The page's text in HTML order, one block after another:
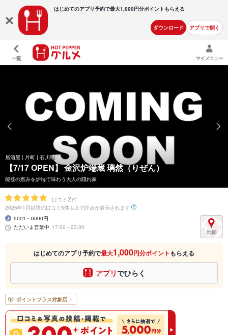
はじめてのアプリ予約で最大1,000円分ポイントもらえる
ダウンロード アプリで開く
一覧 マイメニュー
居酒屋 | 片町 | 石川県
【7/17 OPEN】金沢炉端蔵 璃然（りぜん）
能登の恵みを炉端で味わう大人の隠れ家
- 口コミ 2件
2026年1月以降の口コミ5件以上で評点が表示されます
5001～6000円
ただいま営業中 17:00～23:00
はじめてのアプリ予約で最大1,000円分ポイント もらえる
アプリでひらく
ポイントプラス対象店